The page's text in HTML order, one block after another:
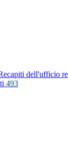
dell'ufficio
493